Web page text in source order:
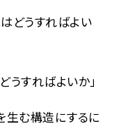
どうすればよい
うすればよいか」
生む構造にするに